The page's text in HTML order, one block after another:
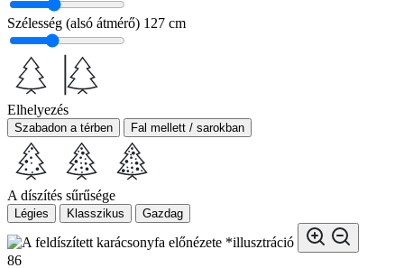
Szélesség (alsó átmérő) 127 cm
Elhelyezés
Szabadon a térben Fal mellett / sarokban
A díszítés sűrűsége
Légies Klasszikus Gazdag
*illusztráció
86